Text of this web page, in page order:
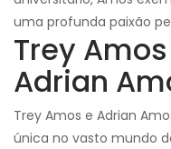
uma profunda paixão
Trey
Adrian
Trey Amos e Adrian
única no vasto mundo